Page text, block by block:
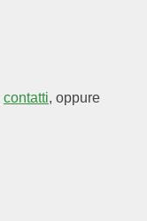
contatti, oppure